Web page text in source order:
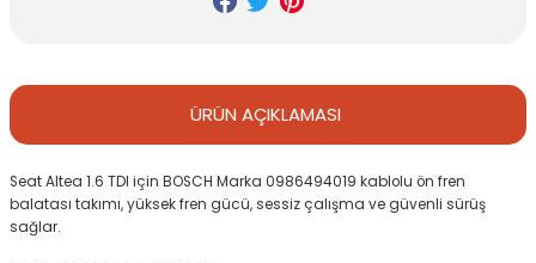
ÜRÜN AÇIKLAMASI
Seat Altea 1.6 TDI için BOSCH Marka 0986494019 kablolu ön fren
balatası takımı, yüksek fren gücü, sessiz çalışma ve güvenli sürüş
sağlar.